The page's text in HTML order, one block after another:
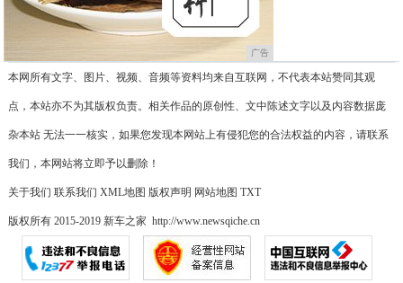
广告
本网所有文字、图片、视频、音频等资料均来自互联网，不代表本站赞同其观
点，本站亦不为其版权负责。相关作品的原创性、文中陈述文字以及内容数据庞
杂本站 无法一一核实，如果您发现本网站上有侵犯您的合法权益的内容，请联系
我们，本网站将立即予以删除！
关于我们 联系我们 XML地图 版权声明 网站地图 TXT
版权所有 2015-2019 新车之家 http://www.newsqiche.cn